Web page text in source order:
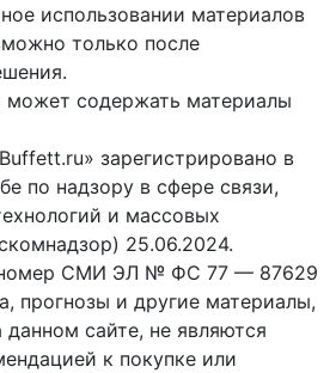
использовании материалов
только после
содержать материалы
зарегистрировано в
по надзору в сфере связи,
и массовых
25.06.2024.
номер СМИ ЭЛ № ФС 77 — 87629
прогнозы и другие материалы,
данном сайте, не являются
к покупке или